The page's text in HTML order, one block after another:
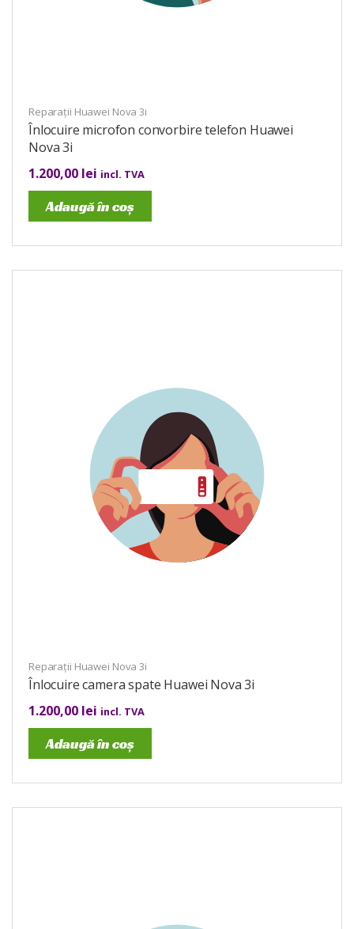
Reparații Huawei Nova 3i
Înlocuire microfon convorbire telefon Huawei
Nova 3i
1.200,00 lei incl. TVA
Adaugă în coș
Reparații Huawei Nova 3i
Înlocuire camera spate Huawei Nova 3i
1.200,00 lei incl. TVA
Adaugă în coș